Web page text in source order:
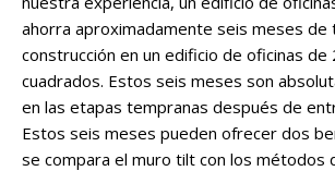
ahorra aproximadamente seis meses de
construcción en un edificio de oficinas de
cuadrados. Estos seis meses son
en las etapas tempranas después de
Estos seis meses pueden ofrecer dos
se compara el muro tilt con los métodos